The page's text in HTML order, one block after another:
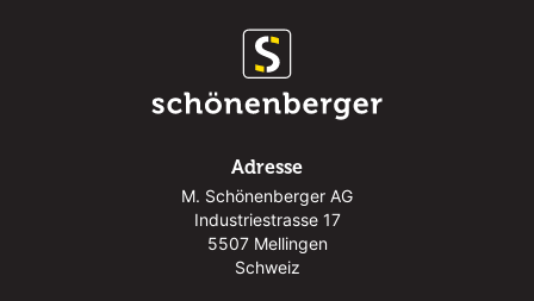
Adresse
M. Schönenberger AG
Industriestrasse 17
5507 Mellingen
Schweiz